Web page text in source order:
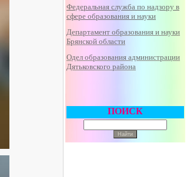
Федеральная служба по надзору в
сфере образования и науки
Департамент образования и науки
Брянской области
Одел образования администрации
Дятьковского района
ПОИСК